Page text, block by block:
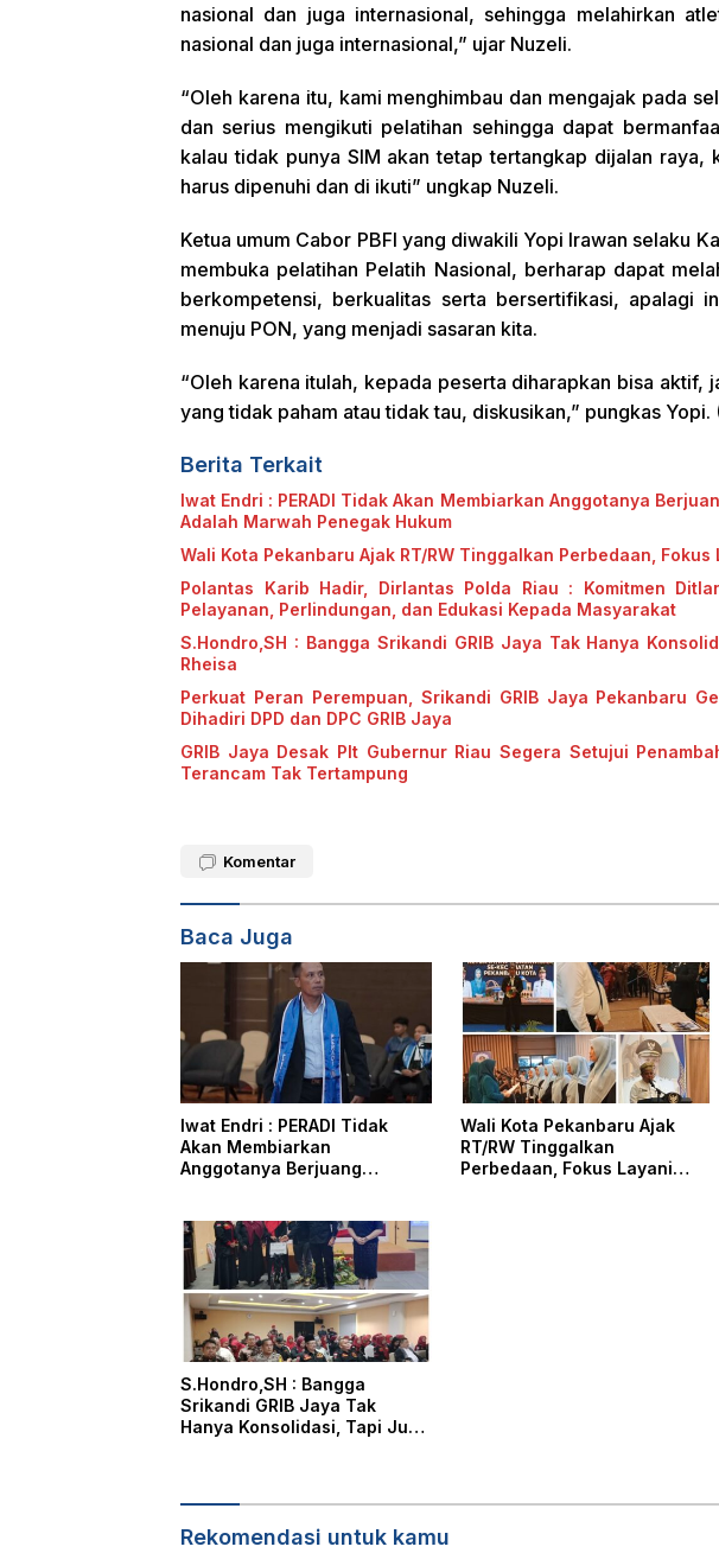
nasional dan juga internasional, sehingga melahirkan
nasional dan juga internasional,” ujar Nuzeli.
“Oleh karena itu, kami menghimbau dan mengajak pada
dan serius mengikuti pelatihan sehingga dapat
kalau tidak punya SIM akan tetap tertangkap dijalan raya,
harus dipenuhi dan di ikuti” ungkap Nuzeli.
Ketua umum Cabor PBFI yang diwakili Yopi Irawan selaku
membuka pelatihan Pelatih Nasional, berharap dapat
berkompetensi, berkualitas serta bersertifikasi, apalagi
menuju PON, yang menjadi sasaran kita.
“Oleh karena itulah, kepada peserta diharapkan bisa aktif,
yang tidak paham atau tidak tau, diskusikan,” pungkas Yopi.
Berita Terkait
Iwat Endri : PERADI Tidak Akan Membiarkan Anggotanya
Adalah Marwah Penegak Hukum
Wali Kota Pekanbaru Ajak RT/RW Tinggalkan Perbedaan,
Polantas Karib Hadir, Dirlantas Polda Riau : Komitmen
Pelayanan, Perlindungan, dan Edukasi Kepada Masyarakat
S.Hondro,SH : Bangga Srikandi GRIB Jaya Tak Hanya
Rheisa
Perkuat Peran Perempuan, Srikandi GRIB Jaya Pekanbaru
Dihadiri DPD dan DPC GRIB Jaya
GRIB Jaya Desak Plt Gubernur Riau Segera Setujui
Terancam Tak Tertampung
Komentar
Baca Juga
Iwat Endri : PERADI Tidak
Akan Membiarkan
Anggotanya Berjuang
Penegak Hukum
Wali Kota Pekanbaru Ajak
RT/RW Tinggalkan
Perbedaan, Fokus Layani
S.Hondro,SH : Bangga
Srikandi GRIB Jaya Tak
Hanya Konsolidasi, Tapi Juga
Rekomendasi untuk kamu